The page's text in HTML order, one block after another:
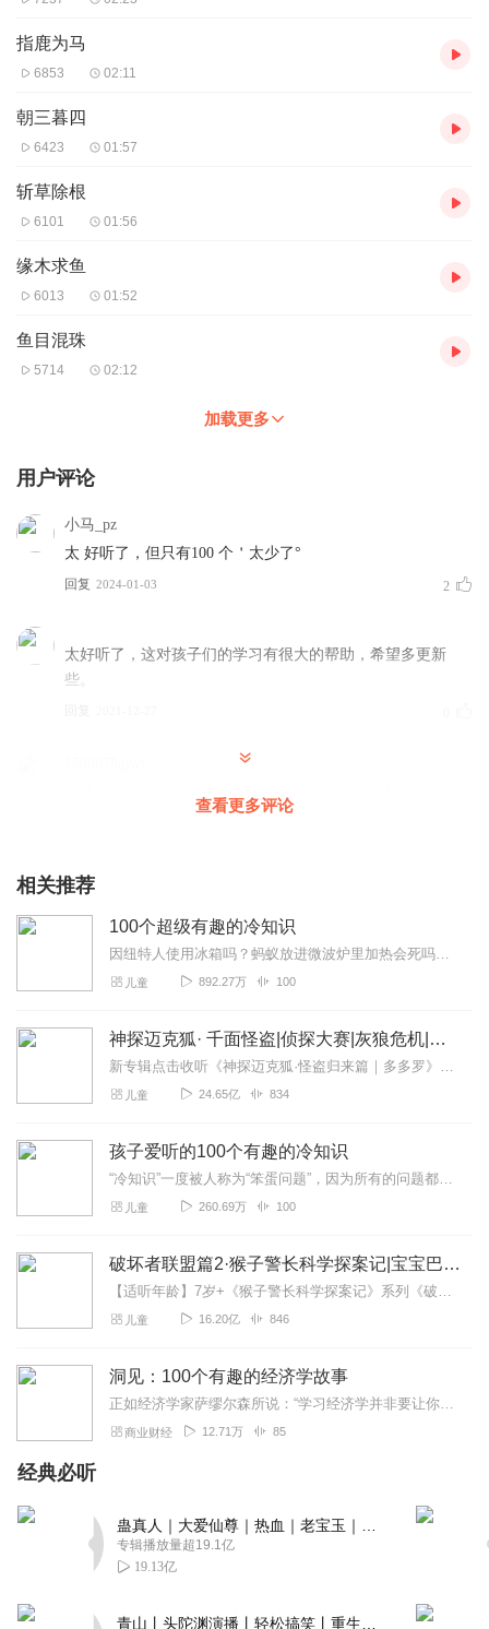
指鹿为马
6853 02:11
朝三暮四
6423 01:57
斩草除根
6101 01:56
缘木求鱼
6013 01:52
鱼目混珠
5714 02:12
加载更多
用户评论
小马_pz
太 好听了，但只有100 个＇太少了°
回复 2024-01-03 2
太好听了，这对孩子们的学习有很大的帮助，希望多更新
些。
欢，就是有点太少了，100个字我，谢谢主播(*^o^*)超赞超赞
This is my dog.I have a.Do you like box?
2024-05-12 0
这个成语故事，先解释成语意思，再说背后故事，最后举例
实际运用。中间用的语言文字也不是那么晦涩难懂，相对来
说，给我7岁儿子听还是比较适合。当然，最好的还是米小圈
2024-01-15
查看更多评论
相关推荐
100个超级有趣的冷知识
因纽特人使用冰箱吗？蚂蚁放进微波炉里加热会死吗？真的有幽灵船吗?100个让你意想不到的故事！100个令你开怀大笑的冷幽默！100个使你茅塞顿开的科学知识！各位小...
儿童 892.27万 100
神探迈克狐· 千面怪盗|侦探大赛|灰狼危机|多多罗
新专辑点击收听《神探迈克狐·怪盗归来篇｜多多罗》！！！>>>点击进入主播橱窗购买《神探迈克狐》系列图书吧!<<<多多罗故事【点击前往】收听多多罗其他好玩有趣的故...
儿童 24.65亿 834
孩子爱听的100个有趣的冷知识
“冷知识”一度被人称为“笨蛋问题”，因为所有的问题都很细小、轻微，有时还显得愚蠢，甚至“无聊”。可是，就是这些“小”问题，可以难倒那些以聪明自居的人。我们可以看...
儿童 260.69万 100
破坏者联盟篇2·猴子警长科学探案记|宝宝巴士故事
【适听年龄】7岁+《猴子警长科学探案记》系列《破坏者联盟篇1·猴子警长科学探案记》>>>《破坏者联盟篇2·猴子警长科学探案记》>>>《破坏者联盟篇3·猴子警长科...
儿童 16.20亿 846
洞见：100个有趣的经济学故事
正如经济学家萨缪尔森所说：“学习经济学并非要让你变成一个天才；但是，如果不学经济学，那么命运很可能会与你格格不入”。可以这样说：我们的一举一动几乎都与经济学有着...
商业财经 12.71万 85
经典必听
专辑播放量超19.1亿
19.13亿